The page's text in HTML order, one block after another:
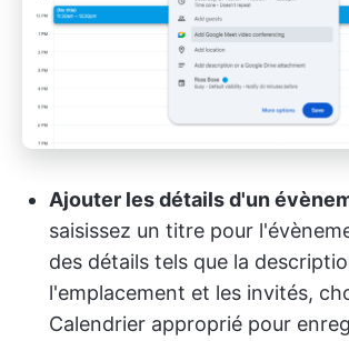
Ajouter les détails d'un
saisissez un titre pour
des détails tels que la
l'emplacement et les invités,
Calendrier approprié pour